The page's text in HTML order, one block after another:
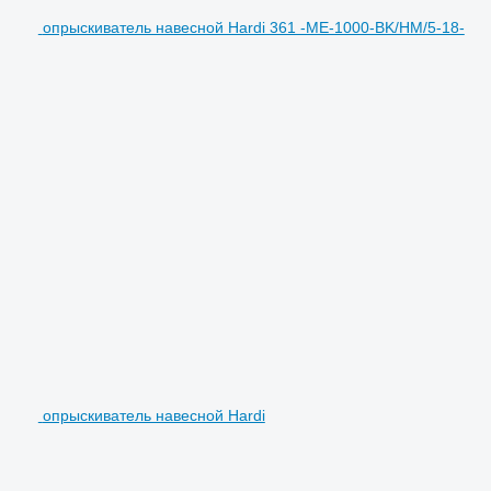
опрыскиватель навесной Hardi 361 -ME-1000-BK/HM/5-18-
опрыскиватель навесной Hardi